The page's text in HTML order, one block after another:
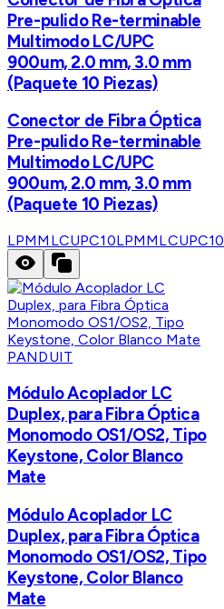
Pre-pulido Re-terminable
Multimodo LC/UPC
900um, 2.0 mm, 3.0 mm
(Paquete 10 Piezas)
Conector de Fibra Óptica
Pre-pulido Re-terminable
Multimodo LC/UPC
900um, 2.0 mm, 3.0 mm
(Paquete 10 Piezas)
LPMMLCUPC10LPMMLCUPC10
PANDUIT
Módulo Acoplador LC
Duplex, para Fibra Óptica
Monomodo OS1/OS2, Tipo
Keystone, Color Blanco
Mate
Módulo Acoplador LC
Duplex, para Fibra Óptica
Monomodo OS1/OS2, Tipo
Keystone, Color Blanco
Mate